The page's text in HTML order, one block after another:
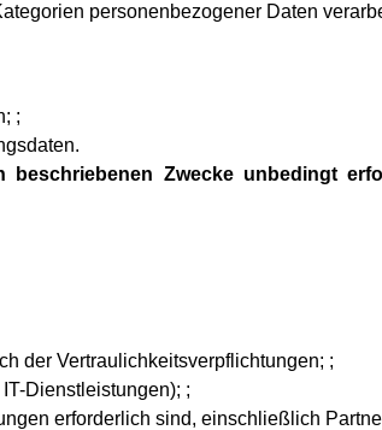
personenbezogener Daten
;
Zwecke unbedingt
der Vertraulichkeitsverpflichtungen; ;
Dienstleistungen); ;
erforderlich sind, einschließlich